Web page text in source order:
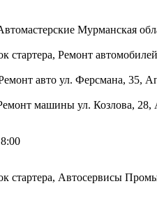
Мурманская
стартера, Ремонт автомобилей
авто ул. Ферсмана, 35,
Ремонт машины ул. Козлова,
стартера, Автосервисы